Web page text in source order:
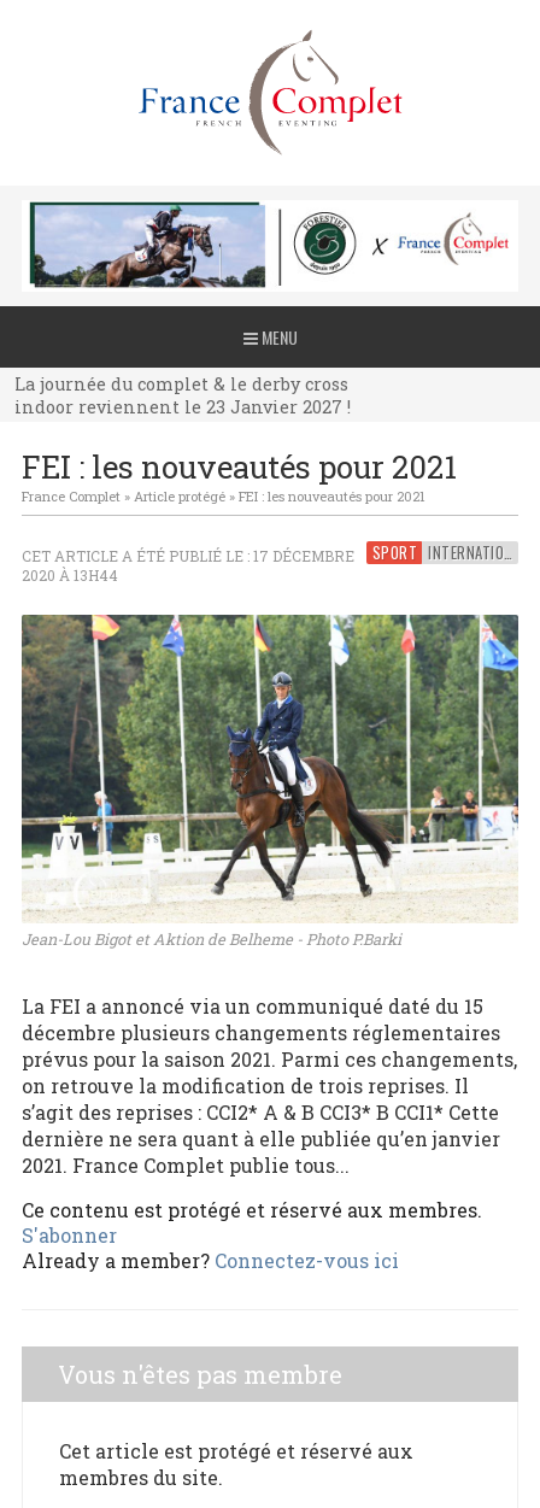
MENU
La journée du complet & le derby cross
indoor reviennent le 23 Janvier 2027 !
La journée du complet & le derby cross
indoor reviennent le 23 Janvier 2027 !
indoor reviennent le 23 Janvier 2027 !
FEI : les nouveautés pour 2021
France Complet» Article protégé» FEI : les nouveautés pour 2021
SPORT INTERNATIONAL
CET ARTICLE A ÉTÉ PUBLIÉ LE : 17 DÉCEMBRE
2020 À 13H44
Jean-Lou Bigot et Aktion de Belheme - Photo P.Barki
La FEI a annoncé via un communiqué daté du 15
décembre plusieurs changements réglementaires
prévus pour la saison 2021. Parmi ces changements,
on retrouve la modification de trois reprises. Il
s’agit des reprises : CCI2* A & B CCI3* B CCI1* Cette
dernière ne sera quant à elle publiée qu’en janvier
2021. France Complet publie tous...
Ce contenu est protégé et réservé aux membres.
S'abonner
Already a member? Connectez-vous ici
Vous n'êtes pas membre
Cet article est protégé et réservé aux
membres du site.